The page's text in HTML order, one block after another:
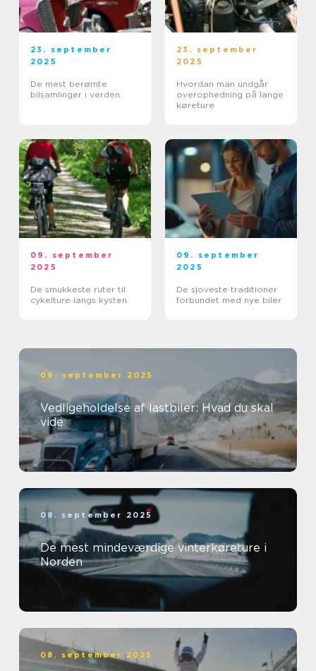
23. september
2025
De mest berømte
bilsamlinger i verden
23. september
2025
Hvordan man undgår
overophedning på lange
køreture
09. september
2025
De smukkeste ruter til
cykelture langs kysten
09. september
2025
De sjoveste traditioner
forbundet med nye biler
09. september 2025
Vedligeholdelse af lastbiler: Hvad du skal
vide
08. september 2025
De mest mindeværdige vinterkøreture i
Norden
08. september 2025